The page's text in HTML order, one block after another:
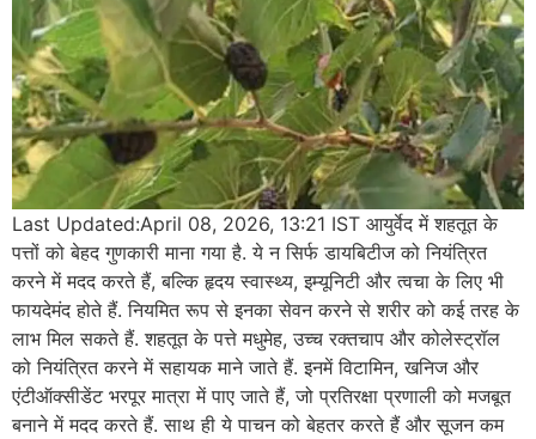
Last Updated:April 08, 2026, 13:21 IST आयुर्वेद में शहतूत के
पत्तों को बेहद गुणकारी माना गया है. ये न सिर्फ डायबिटीज को नियंत्रित
करने में मदद करते हैं, बल्कि हृदय स्वास्थ्य, इम्यूनिटी और त्वचा के लिए भी
फायदेमंद होते हैं. नियमित रूप से इनका सेवन करने से शरीर को कई तरह के
लाभ मिल सकते हैं. शहतूत के पत्ते मधुमेह, उच्च रक्तचाप और कोलेस्ट्रॉल
को नियंत्रित करने में सहायक माने जाते हैं. इनमें विटामिन, खनिज और
एंटीऑक्सीडेंट भरपूर मात्रा में पाए जाते हैं, जो प्रतिरक्षा प्रणाली को मजबूत
बनाने में मदद करते हैं. साथ ही ये पाचन को बेहतर करते हैं और सूजन कम